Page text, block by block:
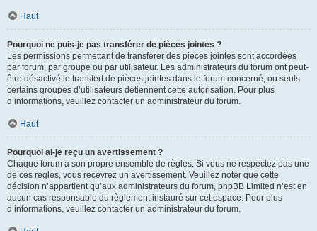
Haut
Pourquoi ne puis-je pas transférer de pièces jointes ?
Les permissions permettant de transférer des pièces jointes sont accordées
par forum, par groupe ou par utilisateur. Les administrateurs du forum ont peut-
être désactivé le transfert de pièces jointes dans le forum concerné, ou seuls
certains groupes d’utilisateurs détiennent cette autorisation. Pour plus
d’informations, veuillez contacter un administrateur du forum.
Haut
Pourquoi ai-je reçu un avertissement ?
Chaque forum a son propre ensemble de règles. Si vous ne respectez pas une
de ces règles, vous recevrez un avertissement. Veuillez noter que cette
décision n’appartient qu’aux administrateurs du forum, phpBB Limited n’est en
aucun cas responsable du règlement instauré sur cet espace. Pour plus
d’informations, veuillez contacter un administrateur du forum.